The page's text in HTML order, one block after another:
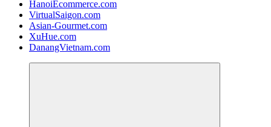
HanoiEcommerce.com
VirtualSaigon.com
Asian-Gourmet.com
XuHue.com
DanangVietnam.com